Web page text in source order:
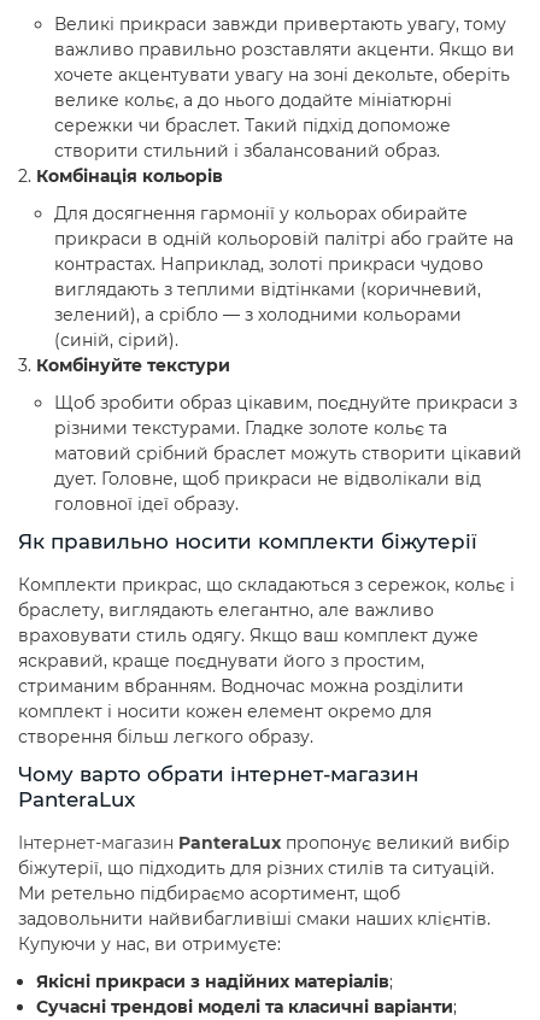
Великі прикраси завжди привертають увагу, тому
важливо правильно розставляти акценти. Якщо ви
хочете акцентувати увагу на зоні декольте, оберіть
велике кольє, а до нього додайте мініатюрні
сережки чи браслет. Такий підхід допоможе
створити стильний і збалансований образ.
Комбінація кольорів
Для досягнення гармонії у кольорах обирайте
прикраси в одній кольоровій палітрі або грайте на
контрастах. Наприклад, золоті прикраси чудово
виглядають з теплими відтінками (коричневий,
зелений), а срібло — з холодними кольорами
(синій, сірий).
Комбінуйте текстури
Щоб зробити образ цікавим, поєднуйте прикраси з
різними текстурами. Гладке золоте кольє та
матовий срібний браслет можуть створити цікавий
дует. Головне, щоб прикраси не відволікали від
головної ідеї образу.
Як правильно носити комплекти біжутерії
Комплекти прикрас, що складаються з сережок, кольє і
браслету, виглядають елегантно, але важливо
враховувати стиль одягу. Якщо ваш комплект дуже
яскравий, краще поєднувати його з простим,
стриманим вбранням. Водночас можна розділити
комплект і носити кожен елемент окремо для
створення більш легкого образу.
Чому варто обрати інтернет-магазин
PanteraLux
Інтернет-магазин PanteraLux пропонує великий вибір
біжутерії, що підходить для різних стилів та ситуацій.
Ми ретельно підбираємо асортимент, щоб
задовольнити найвибагливіші смаки наших клієнтів.
Купуючи у нас, ви отримуєте:
Якісні прикраси з надійних матеріалів;
Сучасні трендові моделі та класичні варіанти;